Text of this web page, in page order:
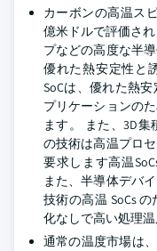
カーボンの高温ス
億米ドルで評価さ
プなどの高度な半
優れた熱安定性と
SoCは、優れた熱
プリケーションの
ます。 また、3D
の技術は高温プロ
要求します高温
また、半導体デバ
技術の高温 SoCs
化なしで高い処理温
通常の温度市場は